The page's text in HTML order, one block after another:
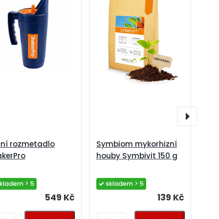
rozmetadlo
549 Kč
> 5
Symbiom mykorhizní
houby Symbivit 150 g
139 Kč
skladem > 5